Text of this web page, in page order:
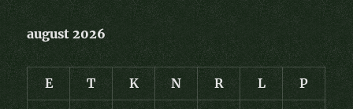
august 2026
E T K N R L P